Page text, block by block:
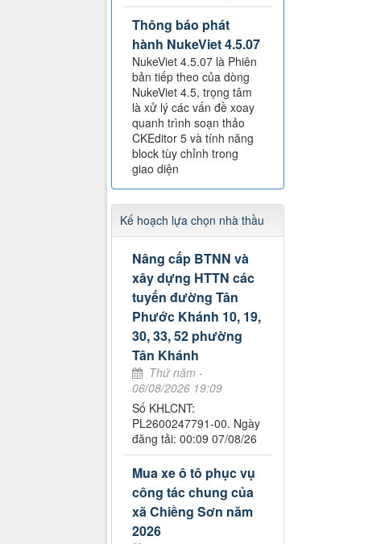
Thông báo phát
hành NukeViet 4.5.07
NukeViet 4.5.07 là Phiên
bản tiếp theo của dòng
NukeViet 4.5, trọng tâm
là xử lý các vấn đề xoay
quanh trình soạn thảo
CKEditor 5 và tính năng
block tùy chỉnh trong
giao diện
Kế hoạch lựa chọn nhà thầu
Nâng cấp BTNN và
xây dựng HTTN các
tuyến đường Tân
Phước Khánh 10, 19,
30, 33, 52 phường
Tân Khánh
Thứ năm -
06/08/2026 19:09
Số KHLCNT:
PL2600247791-00. Ngày
đăng tải: 00:09 07/08/26
Mua xe ô tô phục vụ
công tác chung của
xã Chiềng Sơn năm
2026